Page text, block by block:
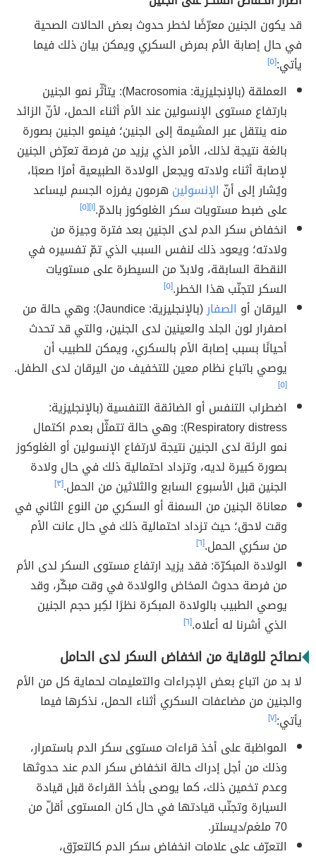
قد يكون الجنين معرّضًا لخطر حدوث بعض الحالات الصحية
في حال إصابة الأم بمرض السكري ويمكن بيان ذلك فيما
يأتي:[٥]
العملقة (بالإنجليزية: Macrosomia): يتأثّر نمو الجنين
بارتفاع مستوى الإنسولين عند الأم أثناء الحمل، لأنّ الزائد
منه ينتقل عبر المشيمة إلى الجنين؛ فينمو الجنين بصورة
بالغة نتيجة لذلك، الأمر الذي يزيد من فرصة تعرّض الجنين
لإصابة أثناء ولادته ويجعل الولادة الطبيعية أمرًا صعبًا،
ويُشار إلى أنّ الإنسولين هرمون يفرزه الجسم ليساعد
على ضبط مستويات سكر الغلوكوز بالدمّ.[١] [٥]
انخفاض سكر الدم لدى الجنين بعد فترة وجيزة من
ولادته؛ ويعود ذلك لنفس السبب الذي تمّ تفسيره في
النقطة السابقة، ولابدّ من السيطرة على مستويات
السكر لتجنّب هذا الخطر.[٥]
اليرقان أو الصفار
(بالإنجليزية: Jaundice): وهي حالة من
اصفرار لون الجلد والعينين لدى الجنين، والتي قد تحدث
أحيانًا بسبب إصابة الأم بالسكري، ويمكن للطبيب أن
يوصي باتباع نظام معين للتخفيف من اليرقان لدى الطفل.
[٥]
اضطراب التنفس أو الضائقة التنفسية (بالإنجليزية:
Respiratory distress): وهي حالة تتمثّل بعدم اكتمال
نمو الرئة لدى الجنين نتيجة لارتفاع الإنسولين أو الغلوكوز
بصورة كبيرة لديه، وتزداد احتمالية ذلك في حال ولادة
الجنين قبل الأسبوع السابع والثلاثين من الحمل.[٣]
معاناة الجنين من السمنة أو السكري من النوع الثاني في
وقت لاحق؛ حيث تزداد احتمالية ذلك في حال عانت الأم
من سكري الحمل.[٦]
الولادة المبكرّة: فقد يزيد ارتفاع مستوى السكر لدى الأم
من فرصة حدوث المخاض والولادة في وقت مبكّر، وقد
يوصي الطبيب بالولادة المبكرة نظرًا لكِبر حجم الجنين
الذي أشرنا له أعلاه.[٦]
نصائح للوقاية من انخفاض السكر لدى الحامل
لا بد من اتباع بعض الإجراءات والتعليمات لحماية كل من الأم
والجنين من مضاعفات السكري أثناء الحمل، نذكرها فيما
يأتي:[٧]
المواظبة على أخذ قراءات مستوى سكر الدم باستمرار،
وذلك من أجل إدراك حالة انخفاض سكر الدم عند حدوثها
وعدم تخمين ذلك، كما يوصى بأخذ القراءة قبل قيادة
السيارة وتجنّب قيادتها في حال كان المستوى أقلّ من
70 ملغم/ديسلتر.
التعرّف على علامات انخفاض سكر الدم كالتعرّق،